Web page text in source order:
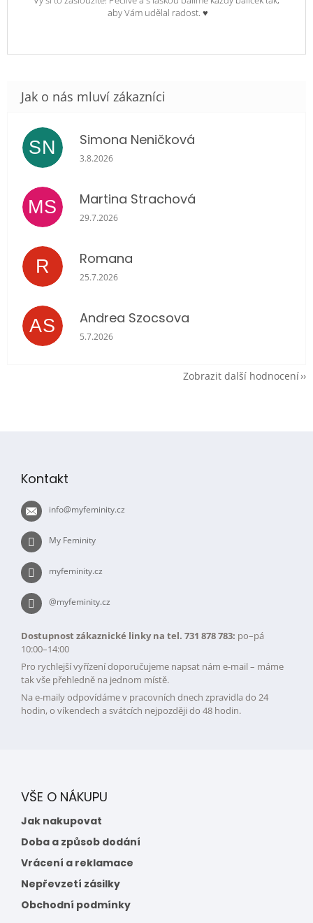
aby Vám udělal radost. ♥
SN Simona Neničková
Hodnocení obchodu je 5 z 5 hvězdiček.
3.8.2026
MS Martina Strachová
Hodnocení obchodu je 5 z 5 hvězdiček.
29.7.2026
R Romana
Hodnocení obchodu je 5 z 5 hvězdiček.
25.7.2026
AS Andrea Szocsova
Hodnocení obchodu je 5 z 5 hvězdiček.
5.7.2026
Zobrazit další hodnocení
Kontakt
info@myfeminity.cz
My Feminity
myfeminity.cz
@myfeminity.cz
Dostupnost zákaznické linky na tel. 731 878 783: po–pá
10:00–14:00
Pro rychlejší vyřízení doporučujeme napsat nám e-mail – máme
tak vše přehledně na jednom místě.
Na e-maily odpovídáme v pracovních dnech zpravidla do 24
hodin, o víkendech a svátcích nejpozději do 48 hodin.
VŠE O NÁKUPU
Jak nakupovat
Doba a způsob dodání
Vrácení a reklamace
Nepřevzetí zásilky
Obchodní podmínky